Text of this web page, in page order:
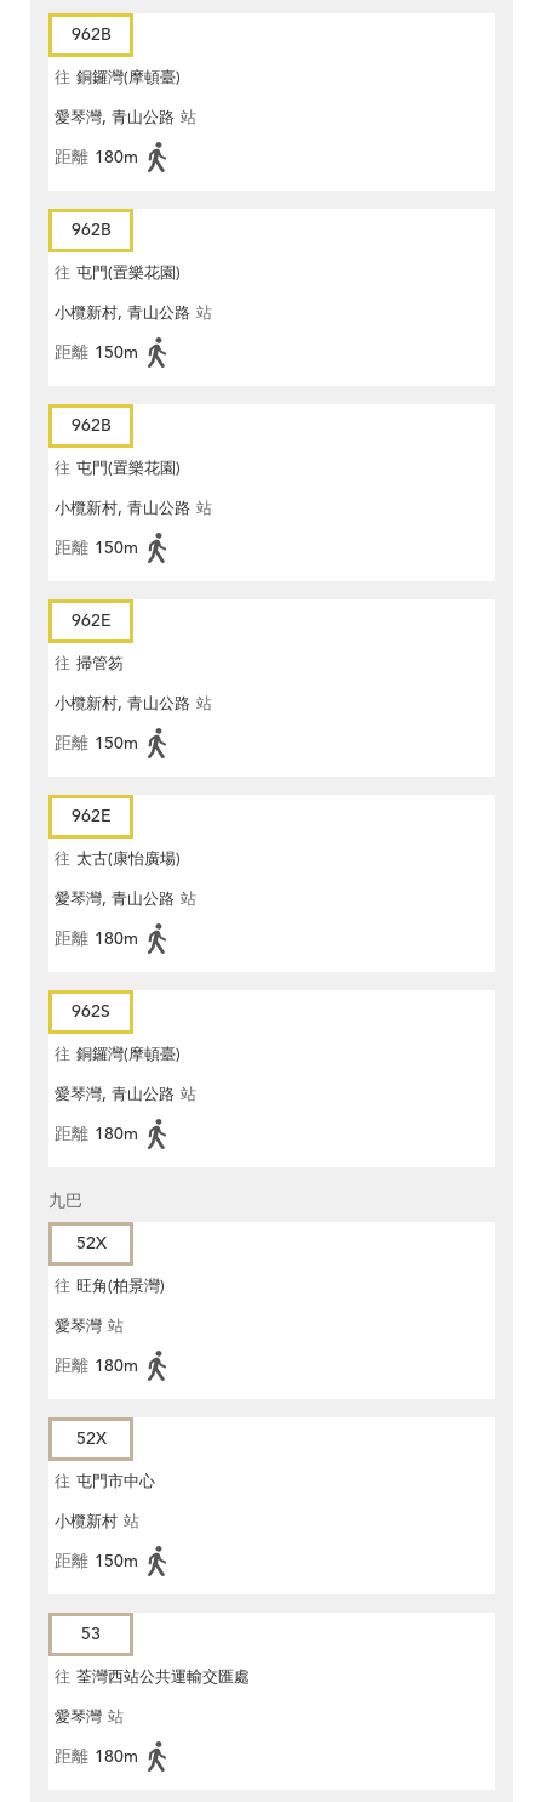
962B
往 銅鑼灣(摩頓臺)
愛琴灣, 青山公路 站
距離 180m
962B
往 屯門(置樂花園)
小欖新村, 青山公路 站
距離 150m
962B
往 屯門(置樂花園)
小欖新村, 青山公路 站
距離 150m
962E
往 掃管笏
小欖新村, 青山公路 站
距離 150m
962E
往 太古(康怡廣場)
愛琴灣, 青山公路 站
距離 180m
962S
往 銅鑼灣(摩頓臺)
愛琴灣, 青山公路 站
距離 180m
九巴
52X
往 旺角(柏景灣)
愛琴灣 站
距離 180m
52X
往 屯門市中心
小欖新村 站
距離 150m
53
往 荃灣西站公共運輸交匯處
愛琴灣 站
距離 180m